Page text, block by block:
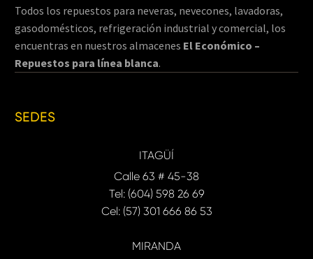
Todos los repuestos para neveras, nevecones, lavadoras,
gasodomésticos, refrigeración industrial y comercial, los
encuentras en nuestros almacenes El Económico –
Repuestos para línea blanca.
SEDES
ITAGÜÍ
Calle 63 # 45-38
Tel: (604) 598 26 69
Cel: (57) 301 666 86 53
MIRANDA